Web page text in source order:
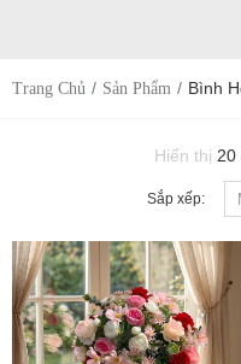
Trang Chủ Sản Phẩm Bình
Hiển thị 20
Sắp xếp: